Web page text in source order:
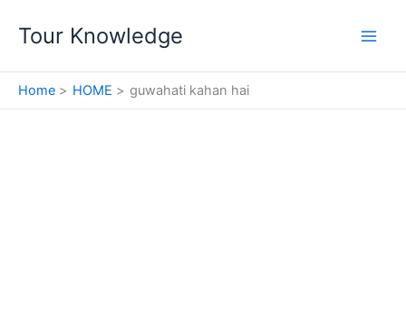
Tour Knowledge
Home HOME guwahati kahan hai